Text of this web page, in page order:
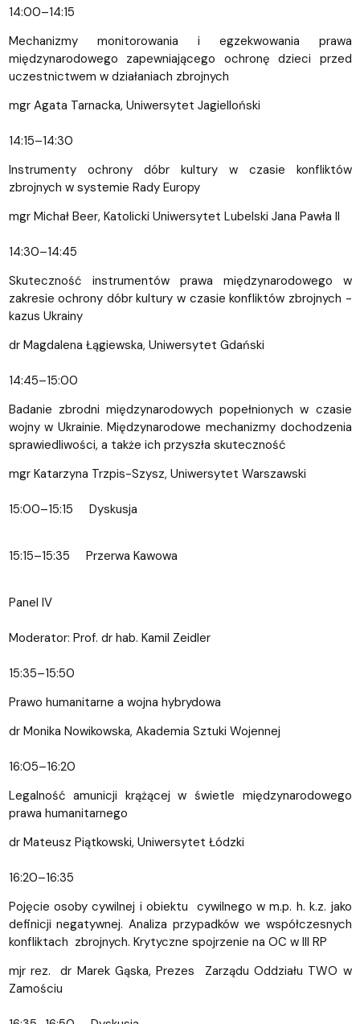
14:00–14:15
Mechanizmy monitorowania i egzekwowania prawa
międzynarodowego zapewniającego ochronę dzieci przed
uczestnictwem w działaniach zbrojnych
mgr Agata Tarnacka, Uniwersytet Jagielloński
14:15–14:30
Instrumenty ochrony dóbr kultury w czasie konfliktów
zbrojnych w systemie Rady Europy
mgr Michał Beer, Katolicki Uniwersytet Lubelski Jana Pawła II
14:30–14:45
Skuteczność instrumentów prawa międzynarodowego w
zakresie ochrony dóbr kultury w czasie konfliktów zbrojnych -
kazus Ukrainy
dr Magdalena Łągiewska, Uniwersytet Gdański
14:45–15:00
Badanie zbrodni międzynarodowych popełnionych w czasie
wojny w Ukrainie. Międzynarodowe mechanizmy dochodzenia
sprawiedliwości, a także ich przyszła skuteczność
mgr Katarzyna Trzpis-Szysz, Uniwersytet Warszawski
15:00–15:15 Dyskusja
15:15–15:35 Przerwa Kawowa
Panel IV
Moderator: Prof. dr hab. Kamil Zeidler
15:35–15:50
Prawo humanitarne a wojna hybrydowa
dr Monika Nowikowska, Akademia Sztuki Wojennej
16:05–16:20
Legalność amunicji krążącej w świetle międzynarodowego
prawa humanitarnego
dr Mateusz Piątkowski, Uniwersytet Łódzki
16:20–16:35
Pojęcie osoby cywilnej i obiektu cywilnego w m.p. h. k.z. jako
definicji negatywnej. Analiza przypadków we współczesnych
konfliktach zbrojnych. Krytyczne spojrzenie na OC w III RP
mjr rez. dr Marek Gąska, Prezes Zarządu Oddziału TWO w
Zamościu